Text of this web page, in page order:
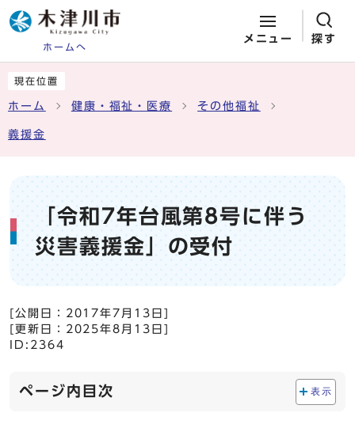
ホームへ
メニュー 探す
現在位置
ホーム 健康・福祉・医療 その他福祉
義援金
「令和7年台風第8号に伴う
災害義援金」の受付
[公開日： 2017年7月13日
[更新日： 2025年8月13日
ID:2364
ページ内目次 表示